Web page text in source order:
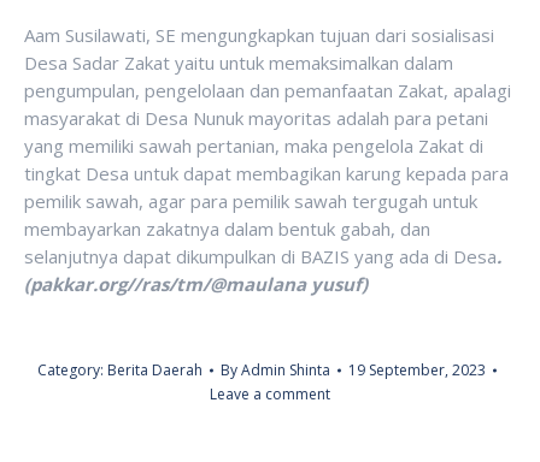
Aam Susilawati, SE mengungkapkan tujuan dari sosialisasi
Desa Sadar Zakat yaitu untuk memaksimalkan dalam
pengumpulan, pengelolaan dan pemanfaatan Zakat, apalagi
masyarakat di Desa Nunuk mayoritas adalah para petani
yang memiliki sawah pertanian, maka pengelola Zakat di
tingkat Desa untuk dapat membagikan karung kepada para
pemilik sawah, agar para pemilik sawah tergugah untuk
membayarkan zakatnya dalam bentuk gabah, dan
selanjutnya dapat dikumpulkan di BAZIS yang ada di Desa.
(pakkar.org//ras/tm/@maulana yusuf)
Category: Berita Daerah ByAdmin Shinta
19 September, 2023
Leave a comment